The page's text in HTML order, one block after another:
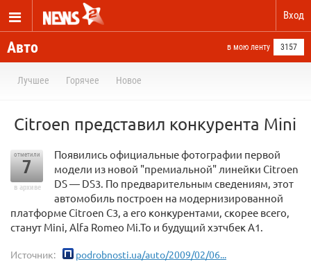
Вход
Авто в мою ленту 3157
Лучшее Горячее Новое
Citroen представил конкурента Mini
отметили
7
в архиве
Появились официальные фотографии первой
модели из новой "премиальной" линейки Citroen
DS — DS3. По предварительным сведениям, этот
автомобиль построен на модернизированной
платформе Citroen C3, а его конкурентами, скорее всего,
станут Mini, Alfa Romeo Mi.To и будущий хэтчбек A1.
Источник: podrobnosti.ua/auto/2009/02/06...